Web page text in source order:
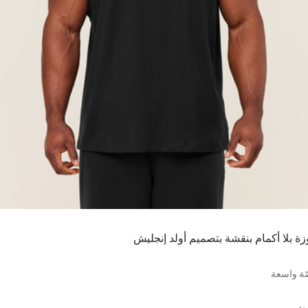
بلا أكمام بنقشة بتصميم أولد إنجليش
واسعة